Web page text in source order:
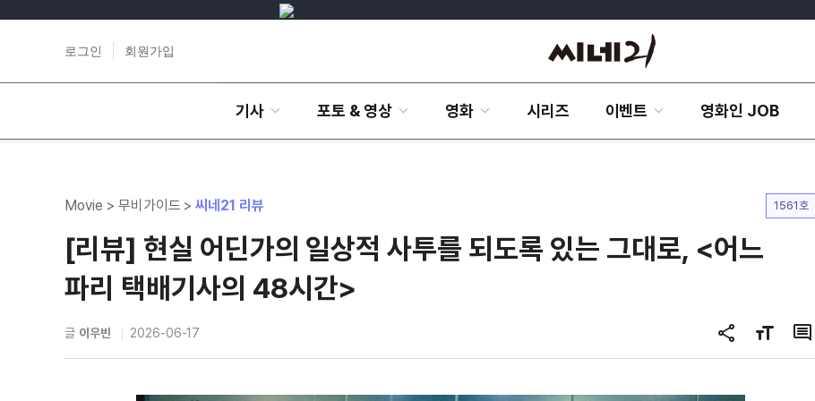
로그인 회원가입
기사 포토 & 영상 영화 시리즈 이벤트 영화인 JOB
Movie > 무비가이드 >씨네21 리뷰 1561호
[리뷰] 현실 어딘가의 일상적 사투를 되도록 있는 그대로, <어느
파리 택배기사의 48시간>
글 이우빈 2026-06-17
공
유
글
자
댓
글